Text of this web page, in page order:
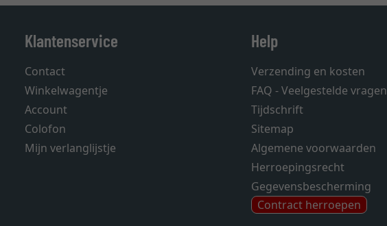
Klantenservice
Contact
Winkelwagentje
Account
Colofon
Mijn verlanglijstje
Help
Verzending en kosten
FAQ - Veelgestelde vragen
Tijdschrift
Sitemap
Algemene voorwaarden
Herroepingsrecht
Gegevensbescherming
Contract herroepen